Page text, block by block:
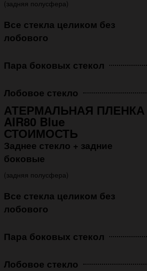
(задняя полусфера)
Все стекла целиком без
лобового
Пара боковых стекол
Лобовое стекло
АТЕРМАЛЬНАЯ ПЛЕНКА
AIR80 Blue
СТОИМОСТЬ
Заднее стекло + задние
боковые
(задняя полусфера)
Все стекла целиком без
лобового
Пара боковых стекол
Лобовое стекло